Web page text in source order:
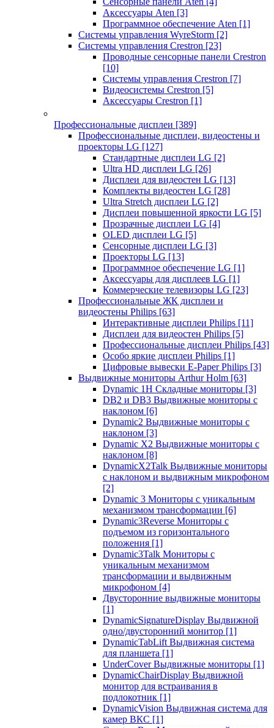
Аксессуары Aten [3]
Программное обеспечение Aten [1]
Системы управления WyreStorm [2]
Системы управления Crestron [23]
Проводные сенсорные панели Crestron
[10]
Системы управления Crestron [7]
Видеосистемы Crestron [5]
Аксессуары Crestron [1]
Профессиональные дисплеи [389]
Профессиональные дисплеи, видеостены и
проекторы LG [127]
Стандартные дисплеи LG [2]
Ultra HD дисплеи LG [26]
Дисплеи для видеостен LG [13]
Комплекты видеостен LG [28]
Ultra Stretch дисплеи LG [2]
Дисплеи повышенной яркости LG [5]
Прозрачные дисплеи LG [4]
OLED дисплеи LG [5]
Сенсорные дисплеи LG [3]
Проекторы LG [13]
Программное обеспечение LG [1]
Аксессуары для дисплеев LG [1]
Коммерческие телевизоры LG [23]
Профессиональные ЖК дисплеи и
видеостены Philips [63]
Интерактивные дисплеи Philips [11]
Дисплеи для видеостен Philips [5]
Профессиональные дисплеи Philips [43]
Особо яркие дисплеи Philips [1]
Цифровые вывески E-Paper Philips [3]
Выдвижные мониторы Arthur Holm [63]
Dynamic 1Н Складные мониторы [3]
DB2 и DB3 Выдвижные мониторы с
наклоном [6]
Dynamic2 Выдвижные мониторы с
наклоном [3]
Dynamic X2 Выдвижные мониторы с
наклоном [8]
DynamicX2Talk Выдвижные мониторы
с наклоном и выдвижным микрофоном
[2]
Dynamic 3 Мониторы с уникальным
механизмом трансформации [6]
Dynamic3Reverse Мониторы с
подъемом из горизонтального
положения [1]
Dynamic3Talk Мониторы с
уникальным механизмом
трансформации и выдвижным
микрофоном [4]
Двусторонние выдвижные мониторы
[1]
DynamicSignatureDisplay Выдвижной
одно/двусторонний монитор [1]
DynamicTabLift Выдвижная система
для планшета [1]
UnderCover Выдвижные мониторы [1]
DynamicChairDisplay Выдвижной
монитор для встраивания в
подлокотник [1]
DynamicVision Выдвижная система для
камер ВКС [1]